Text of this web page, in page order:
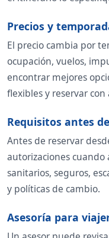
Precios y
El precio cambia por
ocupación, vuelos,
encontrar mejores
flexibles y reservar
Requisitos antes
Antes de reservar
autorizaciones
sanitarios, seguros,
y políticas de cambio.
Asesoría para